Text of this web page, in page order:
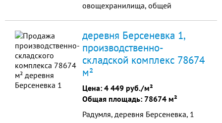
овощехранилища, общей
федеральную трассу, микрорайон
Медовый. Вся инфраструктура.
Объекты в собственности.
Адрес:Пермский край,
деревня Берсеневка 1,
производственно-
складской комплекс 78674
м²
Цена: 4 449 руб./м²
Общая площадь: 78674 м²
Радумля, деревня Берсеневка, 1